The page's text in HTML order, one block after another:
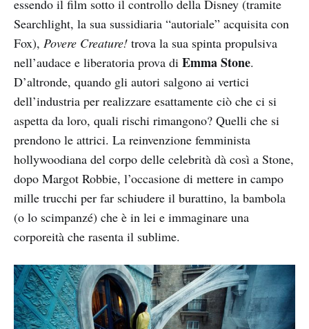
essendo il film sotto il controllo della Disney (tramite
Searchlight, la sua sussidiaria “autoriale” acquisita con
Fox), Povere Creature! trova la sua spinta propulsiva
nell’audace e liberatoria prova di Emma Stone.
D’altronde, quando gli autori salgono ai vertici
dell’industria per realizzare esattamente ciò che ci si
aspetta da loro, quali rischi rimangono? Quelli che si
prendono le attrici. La reinvenzione femminista
hollywoodiana del corpo delle celebrità dà così a Stone,
dopo Margot Robbie, l’occasione di mettere in campo
mille trucchi per far schiudere il burattino, la bambola
(o lo scimpanzé) che è in lei e immaginare una
corporeità che rasenta il sublime.